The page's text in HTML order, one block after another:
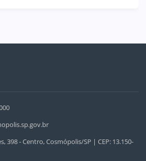
398 - Centro, Cosmópolis/SP | CEP: 13.150-